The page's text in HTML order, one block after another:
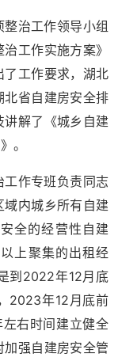
治工作领导小组
工作实施方案》
工作要求，湖北
省自建房安全排
解了《城乡自建
。
工作专班负责同志
内城乡所有自建
全的经营性自建
上聚集的出租经
到2022年12月底
2023年12月底前
右时间建立健全
加强自建房安全管